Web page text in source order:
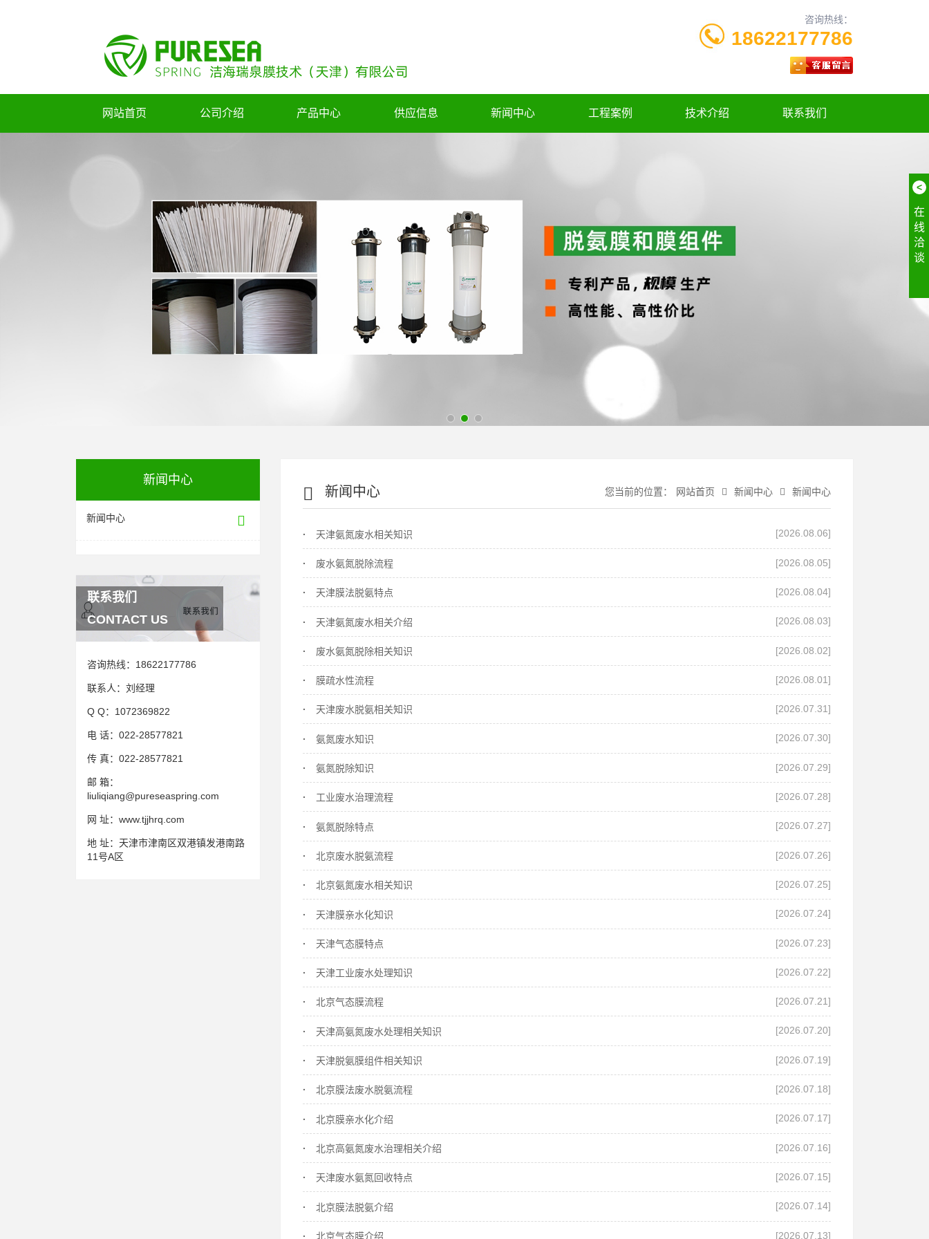
咨询热线：
18622177786
网站首页 公司介绍 产品中心 供应信息 新闻中心 工程案例 技术介绍 联系我们
新闻中心
新闻中心
联系我们
CONTACT US
咨询热线： 18622177786
联系人： 刘经理
Q Q： 1072369822
电 话： 022-28577821
传 真： 022-28577821
邮 箱：
liuliqiang@pureseaspring.com
网 址： www.tjjhrq.com
地 址： 天津市津南区双港镇发港南路
11号A区
新闻中心 您当前的位置： 网站首页 新闻中心 新闻中心
天津氨氮废水相关知识 [2026.08.06]
废水氨氮脱除流程 [2026.08.05]
天津膜法脱氨特点 [2026.08.04]
天津氨氮废水相关介绍 [2026.08.03]
废水氨氮脱除相关知识 [2026.08.02]
膜疏水性流程 [2026.08.01]
天津废水脱氨相关知识 [2026.07.31]
氨氮废水知识 [2026.07.30]
氨氮脱除知识 [2026.07.29]
工业废水治理流程 [2026.07.28]
氨氮脱除特点 [2026.07.27]
北京废水脱氨流程 [2026.07.26]
北京氨氮废水相关知识 [2026.07.25]
天津膜亲水化知识 [2026.07.24]
天津气态膜特点 [2026.07.23]
天津工业废水处理知识 [2026.07.22]
北京气态膜流程 [2026.07.21]
天津高氨氮废水处理相关知识 [2026.07.20]
天津脱氨膜组件相关知识 [2026.07.19]
北京膜法废水脱氨流程 [2026.07.18]
北京膜亲水化介绍 [2026.07.17]
北京高氨氮废水治理相关介绍 [2026.07.16]
天津废水氨氮回收特点 [2026.07.15]
北京膜法脱氨介绍 [2026.07.14]
北京气态膜介绍 [2026.07.13]
<
在
线
洽
谈